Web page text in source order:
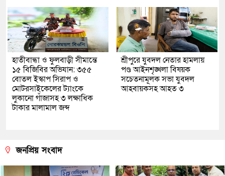
হাতীবান্ধা ও ফুলবাড়ী সীমান্তে
১৫ বিজিবির অভিযান: ৩৫৫
বোতল ইস্কাপ সিরাপ ও
মোটরসাইকেলের ট্যাংকে
লুকানো গাঁজাসহ ৩ লক্ষাধিক
টাকার মালামাল জব্দ
শ্রীপুরে যুবদল নেতার হামলায়
পণ্ড আইনশৃঙ্খলা বিষয়ক
সচেতনামূলক সভা যুবদল
আহবায়কসহ আহত ৩
জনপ্রিয় সংবাদ